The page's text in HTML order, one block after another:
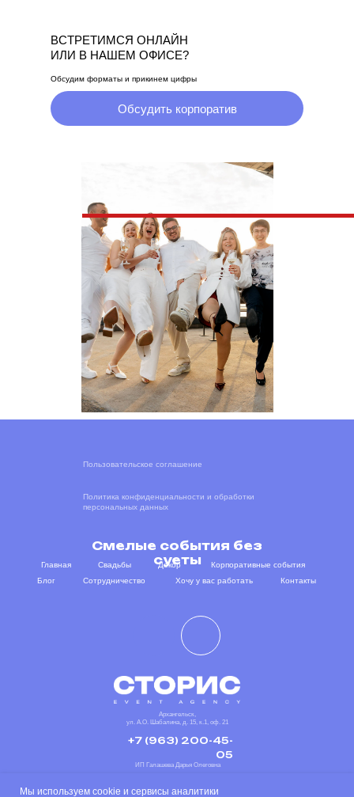
ВСТРЕТИМСЯ ОНЛАЙН
ИЛИ В НАШЕМ ОФИСЕ?
Обсудим форматы и прикинем цифры
Обсудить корпоратив
Мы используем cookie и сервисы аналитики
Смелые события без
суеты
ИП Галашева Дарья Олеговна
ОГРН 324290000006149
Архангельск,
ул. А.О. Шабалина, д. 15, к.1, оф. 21
Главная Свадьбы Декор
Корпоративные события
Блог
Сотрудничество Хочу у вас работать Контакты
+7 (963) 200-45-
05
Пользовательское соглашение
Политика конфиденциальности и обработки
персональных данных